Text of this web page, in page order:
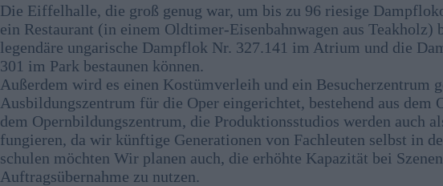
Die Eiffelhalle, die groß genug war, um bis zu 96 riesige
ein Restaurant (in einem Oldtimer-Eisenbahnwagen aus Teakholz)
legendäre ungarische Dampflok Nr. 327.141 im Atrium und die
301 im Park bestaunen können.
Außerdem wird es einen Kostümverleih und ein Besucherzentrum
Ausbildungszentrum für die Oper eingerichtet, bestehend aus dem
dem Opernbildungszentrum, die Produktionsstudios werden auch
fungieren, da wir künftige Generationen von Fachleuten selbst in
schulen möchten Wir planen auch, die erhöhte Kapazität bei
Auftragsübernahme zu nutzen.